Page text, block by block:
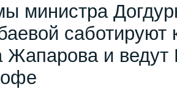
министра
саботируют
и ведут